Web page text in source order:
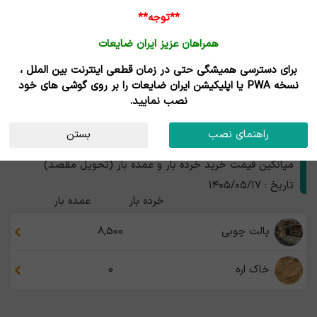
نتایج جستجوی قیمت
استان
قیمت ضایعات چوب و تخته
میانگین قیمت خرید خرده بار و عمده بار (تحویل مقصد)
تاریخ : ۱۴۰۵/۰۵/۱۷
خرده بار
عمده بار
پالت چوبی
8,500
خاک اره 0
**توجه**
همراهان عزیز ایران ضایعات
برای دسترسی همیشگی حتی در زمان قطعی اینترنت بین الملل ،
نسخه PWA یا اپلیکیشن ایران ضایعات را بر روی گوشی های خود
نصب نمایید.
راهنمای نصب بستن